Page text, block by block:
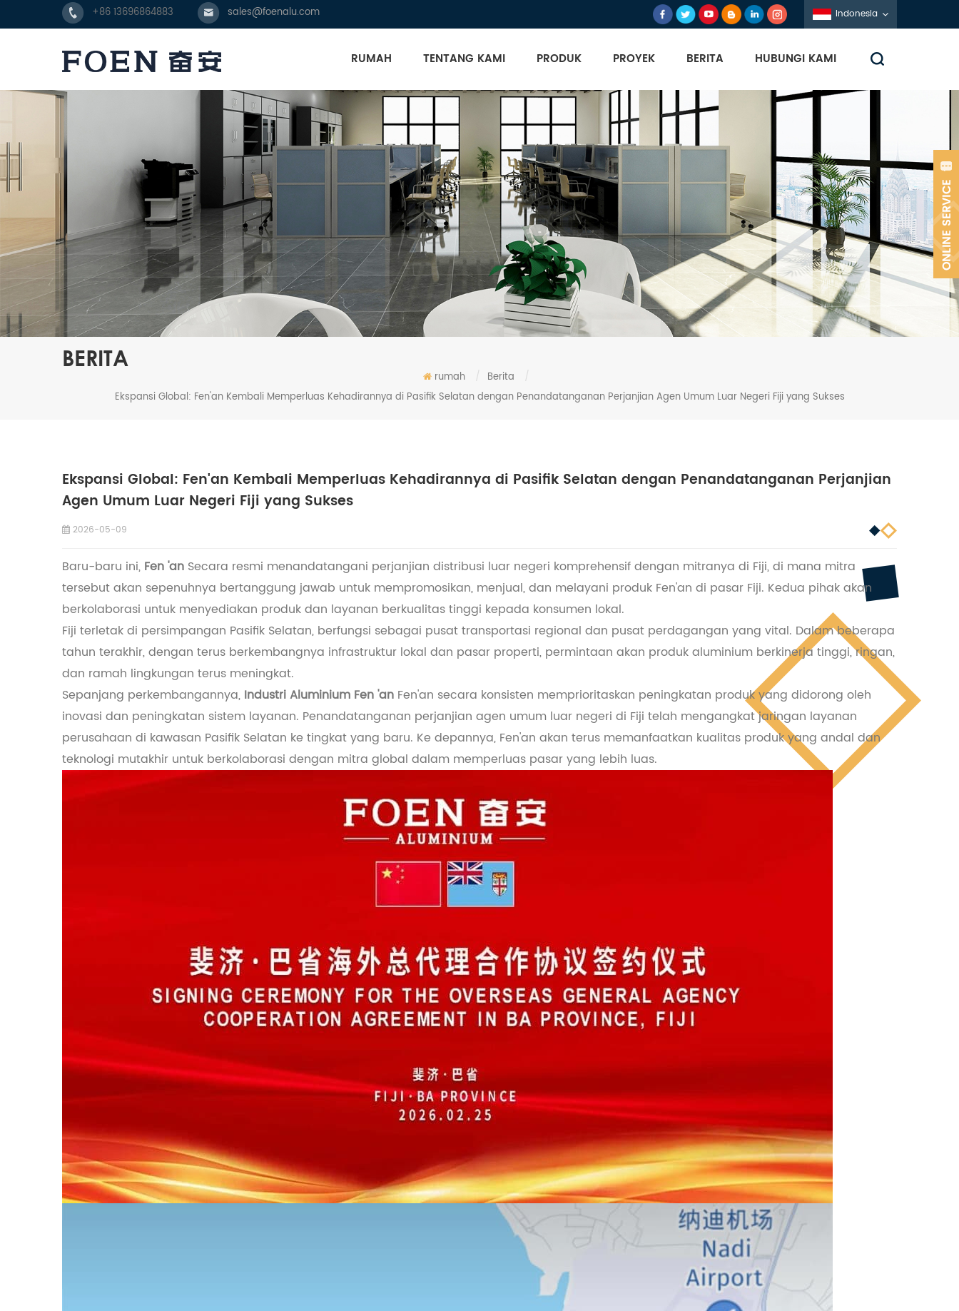
+86 13696864883 sales@foenalu.com Indonesia
RUMAH TENTANG KAMI PRODUK PROYEK BERITA HUBUNGI KAMI
BERITA
rumah / Berita
/
Ekspansi Global: Fen'an Kembali Memperluas Kehadirannya di Pasifik Selatan dengan Penandatanganan Perjanjian Agen Umum Luar Negeri Fiji yang Sukses
Ekspansi Global: Fen'an Kembali Memperluas Kehadirannya di Pasifik Selatan dengan Penandatanganan Perjanjian
Agen Umum Luar Negeri Fiji yang Sukses
2026-05-09
Baru-baru ini, Fen 'an Secara resmi menandatangani perjanjian distribusi luar negeri komprehensif dengan mitranya di Fiji, di mana mitra
tersebut akan sepenuhnya bertanggung jawab untuk mempromosikan, menjual, dan melayani produk Fen'an di pasar Fiji. Kedua pihak akan
berkolaborasi untuk menyediakan produk dan layanan berkualitas tinggi kepada konsumen lokal.
Fiji terletak di persimpangan Pasifik Selatan, berfungsi sebagai pusat transportasi regional dan pusat perdagangan yang vital. Dalam beberapa
tahun terakhir, dengan terus berkembangnya infrastruktur lokal dan pasar properti, permintaan akan produk aluminium berkinerja tinggi, ringan,
dan ramah lingkungan terus meningkat.
Sepanjang perkembangannya, Industri Aluminium Fen 'an Fen'an secara konsisten memprioritaskan peningkatan produk yang didorong oleh
inovasi dan peningkatan sistem layanan. Penandatanganan perjanjian agen umum luar negeri di Fiji telah mengangkat jaringan layanan
perusahaan di kawasan Pasifik Selatan ke tingkat yang baru. Ke depannya, Fen'an akan terus memanfaatkan kualitas produk yang andal dan
teknologi mutakhir untuk berkolaborasi dengan mitra global dalam memperluas pasar yang lebih luas.